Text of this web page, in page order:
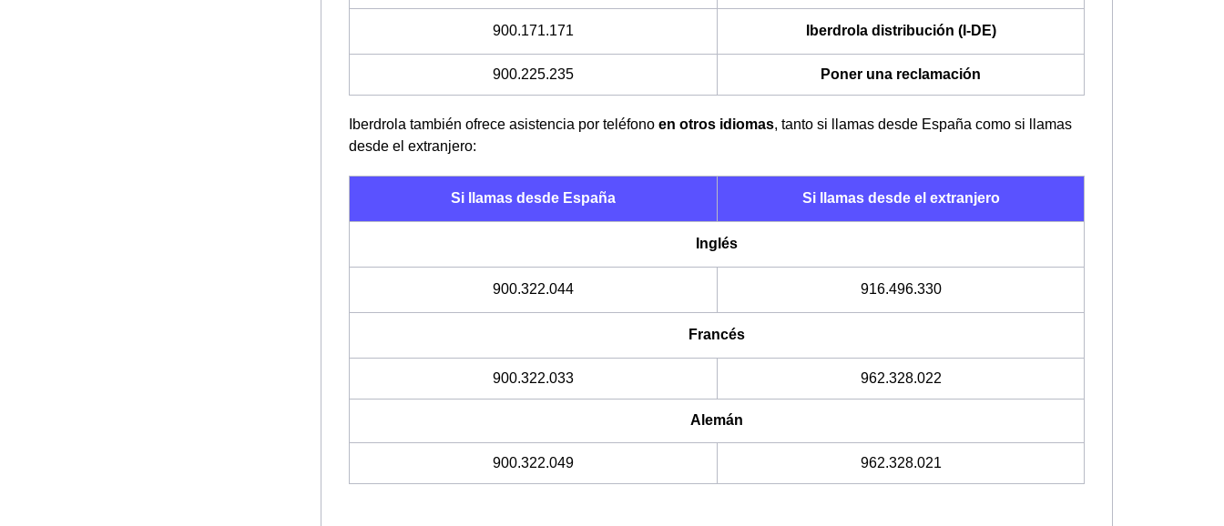
900.171.171 Iberdrola distribución (I-DE)
900.225.235 Poner una reclamación
Iberdrola también ofrece asistencia por teléfono en otros idiomas, tanto si llamas desde España como si llamas
desde el extranjero:
Si llamas desde España Si llamas desde el extranjero
Inglés
900.322.044 916.496.330
Francés
900.322.033 962.328.022
Alemán
900.322.049 962.328.021